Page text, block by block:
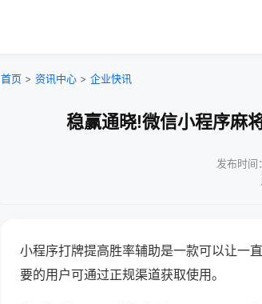
首页 > 资讯中心 > 企业快讯
稳赢通晓!微信小程序麻
发布时
小程序打牌提高胜率辅助是一款可以让一
要的用户可通过正规渠道获取使用。